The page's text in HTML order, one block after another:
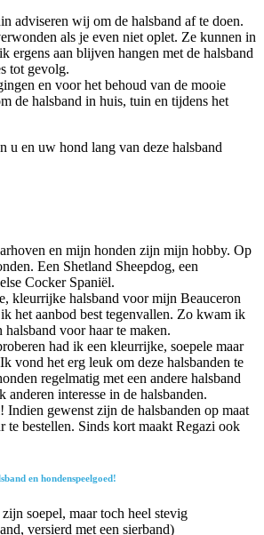
adviseren wij om de halsband af te doen.
als je even niet oplet. Ze kunnen in
ergens aan blijven hangen met de halsband
tot gevolg.
en voor het behoud van de mooie
de halsband in huis, tuin en tijdens het
u en uw hond lang van deze halsband
en mijn honden zijn mijn hobby. Op
Een Shetland Sheepdog, een
Cocker Spaniël.
kleurrijke halsband voor mijn Beauceron
het aanbod best tegenvallen. Zo kwam ik
halsband voor haar te maken.
had ik een kleurrijke, soepele maar
vond het erg leuk om deze halsbanden te
regelmatig met een andere halsband
anderen interesse in de halsbanden.
Indien gewenst zijn de halsbanden op maat
te bestellen. Sinds kort maakt Regazi ook
en hondenspeelgoed!
soepel, maar toch heel stevig
versierd met een sierband)